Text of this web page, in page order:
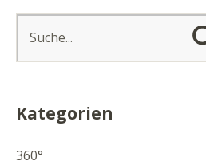
Kategorien
360°